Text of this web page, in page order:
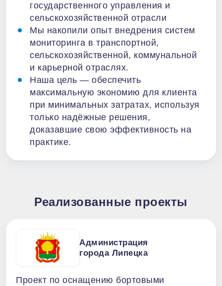
государственного управления и
сельскохозяйственной отрасли
Мы накопили опыт внедрения систем
мониторинга в транспортной,
сельскохозяйственной, коммунальной
и карьерной отраслях.
Наша цель — обеспечить
максимальную экономию для клиента
при минимальных затратах, используя
только надёжные решения,
доказавшие свою эффективность на
практике.
Реализованные проекты
Администрация
города Липецка
Проект по оснащению бортовыми